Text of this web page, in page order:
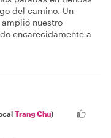
del camino. Un
nuestro
encarecidamente a
Trang Chu)